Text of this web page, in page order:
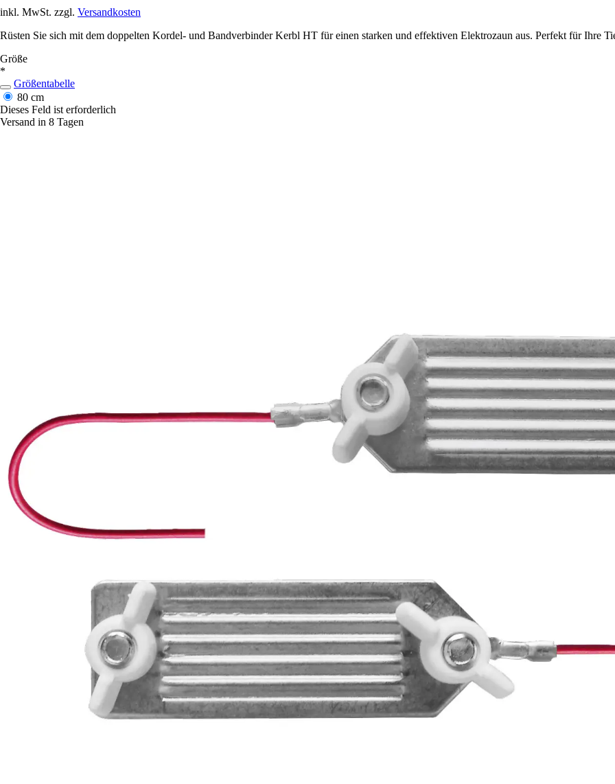
inkl. MwSt. zzgl. Versandkosten
Rüsten Sie sich mit dem doppelten Kordel- und Bandverbinder Kerbl HT für einen starken und effektiven Elektrozaun aus. Perfekt für Ihre
Größe
*
Größentabelle
80 cm
Dieses Feld ist erforderlich
Versand in 8 Tagen